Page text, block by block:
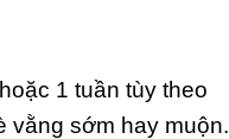
1 tuần tùy theo
vằng sớm hay muộn.